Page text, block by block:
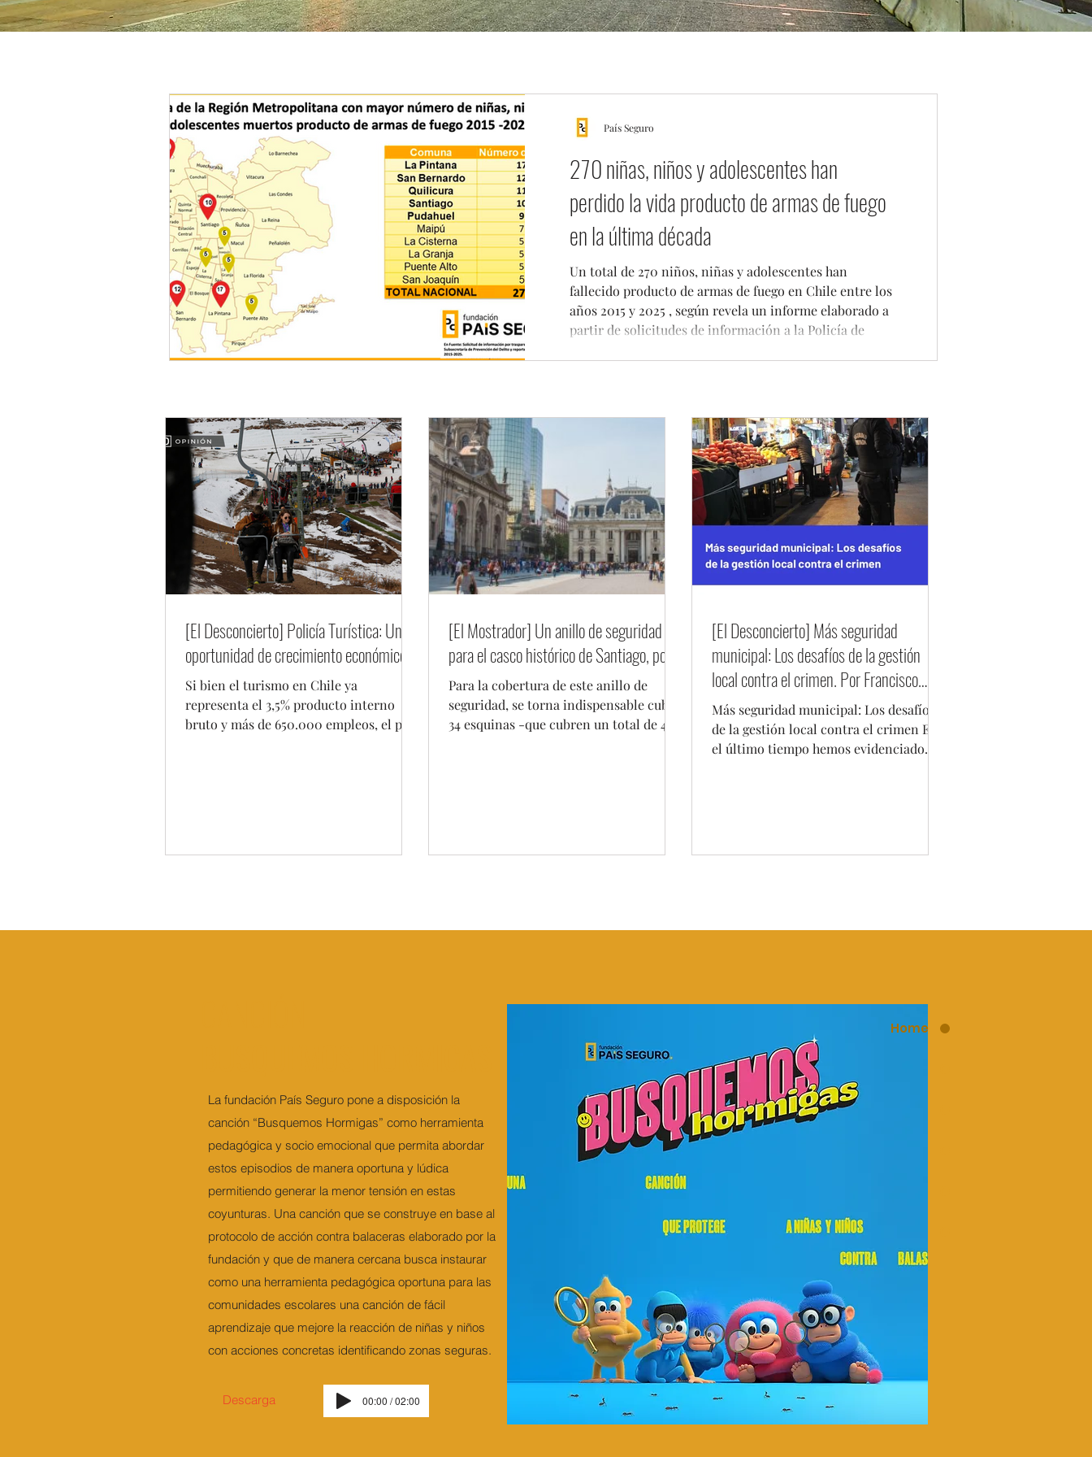
Home
270 niñas, niños y adolescentes han
perdido la vida producto de armas de fuego
en la última década
Un total de 270 niños, niñas y adolescentes han
fallecido producto de armas de fuego en Chile entre los
años 2015 y 2025 , según revela un informe elaborado a
partir de solicitudes de información a la Policía de
escenario de creciente exposición de menores de edad
País Seguro
[El Desconcierto] Policía Turística: Una
oportunidad de crecimiento económico
Si bien el turismo en Chile ya
representa el 3,5% producto interno
bruto y más de 650.000 empleos, el país
[El Mostrador] Un anillo de seguridad
para el casco histórico de Santiago, por
Para la cobertura de este anillo de
seguridad, se torna indispensable cubrir
34 esquinas -que cubren un total de 45
[El Desconcierto] Más seguridad
municipal: Los desafíos de la gestión
local contra el crimen. Por Francisco
Manzano
Más seguridad municipal: Los desafíos
de la gestión local contra el crimen En
el último tiempo hemos evidenciado
La fundación País Seguro pone a disposición la
canción “Busquemos Hormigas” como herramienta
pedagógica y socio emocional que permita abordar
estos episodios de manera oportuna y lúdica
permitiendo generar la menor tensión en estas
coyunturas. Una canción que se construye en base al
protocolo de acción contra balaceras elaborado por la
fundación y que de manera cercana busca instaurar
como una herramienta pedagógica oportuna para las
comunidades escolares una canción de fácil
aprendizaje que mejore la reacción de niñas y niños
con acciones concretas identificando zonas seguras.
Descarga 00:00 / 02:00